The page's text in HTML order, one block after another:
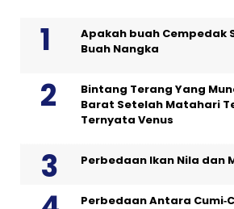
Apakah buah Cempedak
Buah Nangka
Bintang Terang Yang
Barat Setelah Matahari
Ternyata Venus
Perbedaan Ikan Nila dan
Perbedaan Antara